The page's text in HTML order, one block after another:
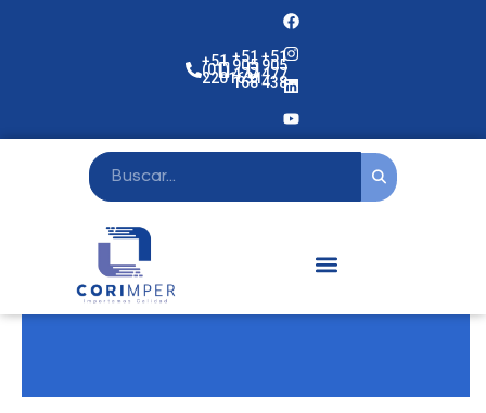
+51
(01)
2201631
+51
905
477
168
+51
905
477
438